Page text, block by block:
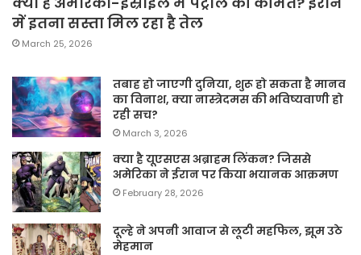
में इतना सस्ता मिल रहा है तेल
March 25, 2026
तबाह हो जाएगी दुनिया, शुरू हो सकता है मानव
का विनाश, क्या नास्त्रेदमस की भविष्यवाणी हो
रही सच?
March 3, 2026
क्या है यूएसएस अब्राहम लिंकन? जिससे
अमेरिका ने ईरान पर किया भयानक आक्रमण
February 28, 2026
दूल्हे ने अपनी आवाज से लूटी महफिल, झूम उठे
मेहमान